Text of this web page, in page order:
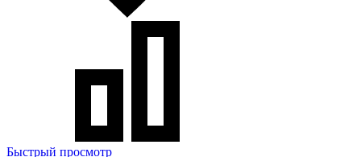
Быстрый просмотр